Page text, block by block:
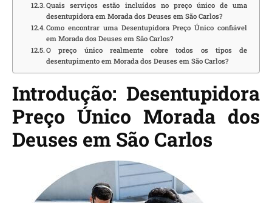
Quais serviços estão incluídos no preço único de uma
desentupidora em Morada dos Deuses em São Carlos?
Como encontrar uma Desentupidora Preço Único confiável
em Morada dos Deuses em São Carlos?
O preço único realmente cobre todos os tipos de
desentupimento em Morada dos Deuses em São Carlos?
Introdução: Desentupidora
Preço Único Morada dos
Deuses em São Carlos